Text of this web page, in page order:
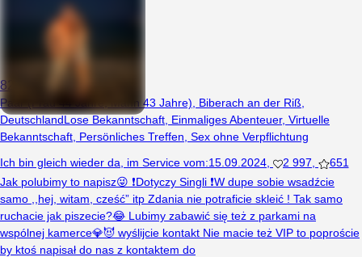
82SwingPara82
Paar (Frau 44 Jahre, Mann 43 Jahre), Biberach an der Riß,
DeutschlandLose Bekanntschaft Einmaliges Abenteuer, Virtuelle
Bekanntschaft Persönliches Treffen Sex ohne Verpflichtung
Ich bin gleich wieder da
im Service vom:15.09.2024 2 997
651
Jak polubimy to napisz😜 ❗️Dotyczy Singli ❗️W dupe sobie wsadźcie
samo ,,hej, witam, cześć” itp Zdania nie potraficie skleić ! Tak samo
ruchacie jak piszecie?😂 Lubimy zabawić się też z parkami na
wspólnej kamerce💎😈 wyślijcie kontakt Nie macie też VIP to poproście
by ktoś napisał do nas z kontaktem do